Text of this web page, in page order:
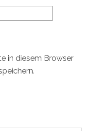
in diesem Browser